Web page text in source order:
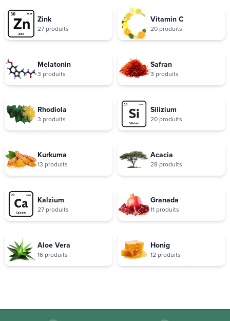
Zink
27 produits
Vitamin C
20 produits
Melatonin
3 produits
Safran
3 produits
Rhodiola
3 produits
Silizium
20 produits
Kurkuma
13 produits
Acacia
28 produits
Kalzium
27 produits
Granada
11 produits
Aloe Vera
16 produits
Honig
12 produits